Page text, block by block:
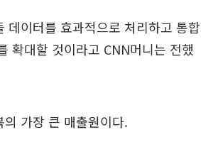
데이터를 효과적으로 처리하고 통합
확대할 것이라고 CNN머니는 전했
가장 큰 매출원이다.